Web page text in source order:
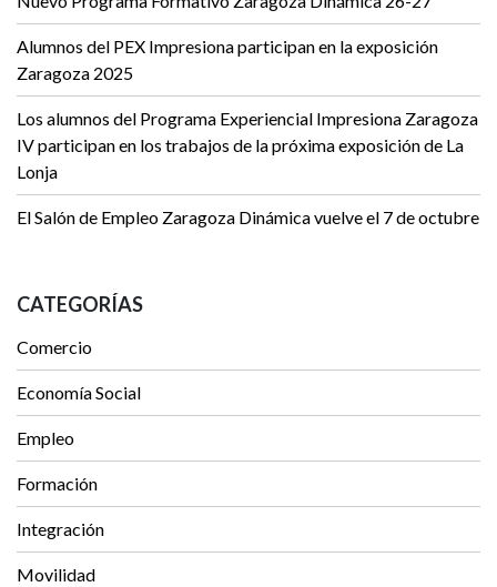
Alumnos del PEX Impresiona participan en la exposición
Zaragoza 2025
Los alumnos del Programa Experiencial Impresiona Zaragoza
IV participan en los trabajos de la próxima exposición de La
Lonja
El Salón de Empleo Zaragoza Dinámica vuelve el 7 de octubre
CATEGORÍAS
Comercio
Economía Social
Empleo
Formación
Integración
Movilidad